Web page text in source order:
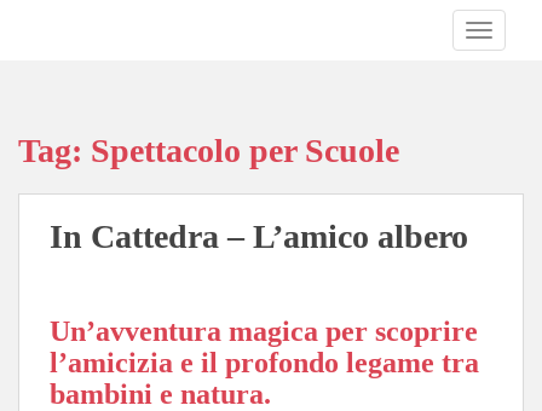
Tag: Spettacolo per Scuole
In Cattedra – L’amico albero
Un’avventura magica per scoprire
l’amicizia e il profondo legame tra
bambini e natura.